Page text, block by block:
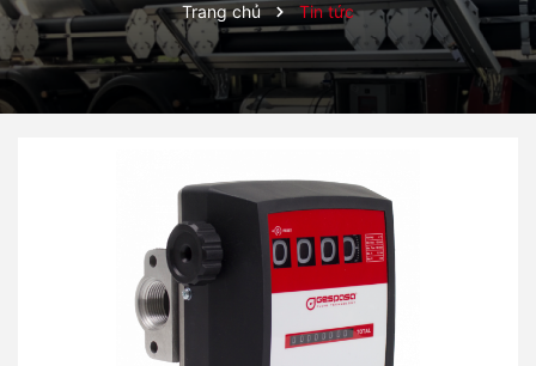
Trang chủ Tin tức